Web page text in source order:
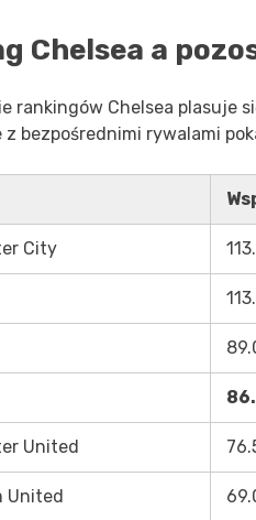
Chelsea a
rankingów Chelsea plasuje
z bezpośrednimi rywalami
City
United
United